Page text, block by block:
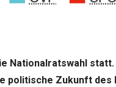
Nationalratswahl statt.
politische Zukunft des